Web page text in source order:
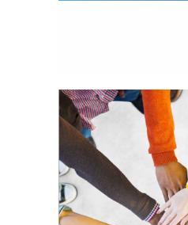
La prévention
d’intérêts
18 septembre 2023
FEUILLETER